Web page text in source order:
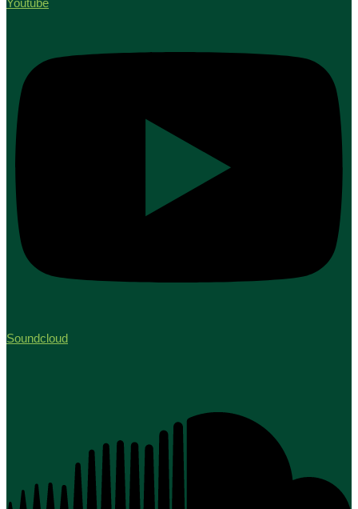
Soundcloud